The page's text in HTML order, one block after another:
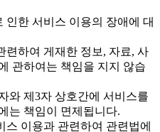
한 서비스 이용의 장애에 대
하여 게재한 정보, 자료, 사
관하여는 책임을 지지 않습
와 제3자 상호간에 서비스를
는 책임이 면제됩니다.
이용과 관련하여 관련법에